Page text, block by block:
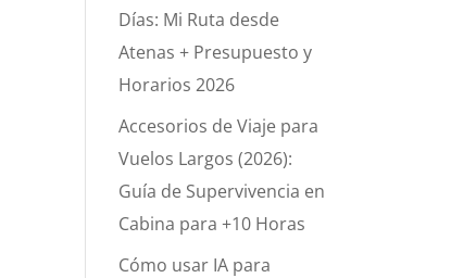
Días: Mi Ruta desde
Atenas + Presupuesto y
Horarios 2026
Accesorios de Viaje para
Vuelos Largos (2026):
Guía de Supervivencia en
Cabina para +10 Horas
Cómo usar IA para